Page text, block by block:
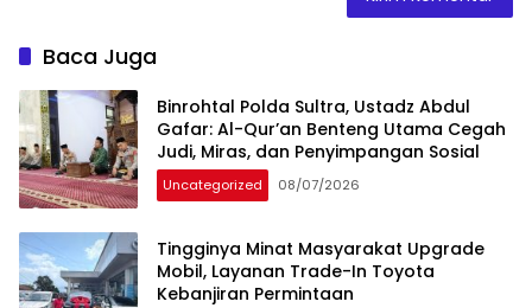
Baca Juga
Binrohtal Polda Sultra, Ustadz Abdul
Gafar: Al-Qur’an Benteng Utama Cegah
Judi, Miras, dan Penyimpangan Sosial
Uncategorized 08/07/2026
Tingginya Minat Masyarakat Upgrade
Mobil, Layanan Trade-In Toyota
Kebanjiran Permintaan